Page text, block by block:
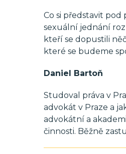
Co si představit pod
sexuální jednání
kteří se dopustili
které se budeme
Daniel Bartoň
Studoval práva v
advokát v Praze a
advokátní a
činnosti. Běžně